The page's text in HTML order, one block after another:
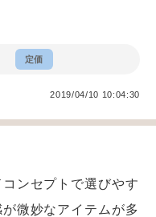
定価
2019/04/10 10:04:30
ンセプトで選びやす
微妙なアイテムが多